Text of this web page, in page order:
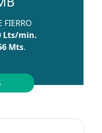
FIERRO
Lts/min.
Mts.